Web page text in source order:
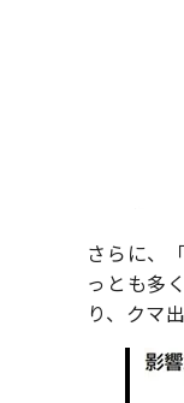
さらに、
っとも多
り、クマ